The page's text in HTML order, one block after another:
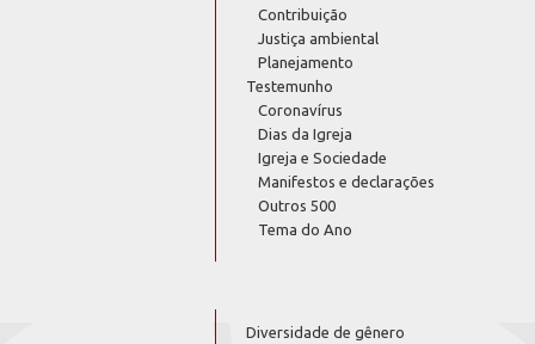
Contribuição
Justiça ambiental
Planejamento
Testemunho
Coronavírus
Dias da Igreja
Igreja e Sociedade
Manifestos e declarações
Outros 500
Tema do Ano
Diversidade de gênero